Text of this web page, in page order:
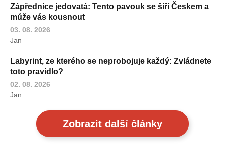
Zápřednice jedovatá: Tento pavouk se šíří Českem a
může vás kousnout
03. 08. 2026
Jan
Labyrint, ze kterého se neprobojuje každý: Zvládnete
toto pravidlo?
02. 08. 2026
Jan
Zobrazit další články